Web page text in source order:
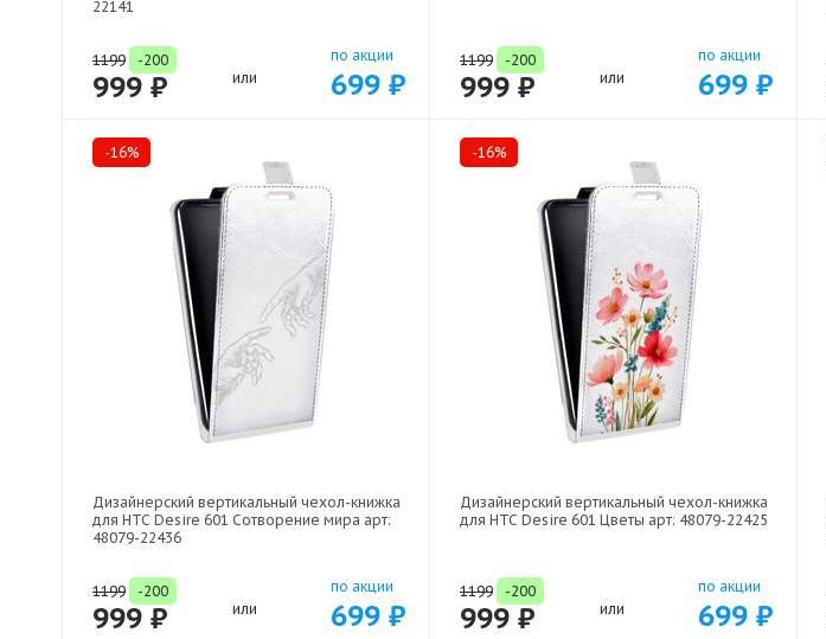
22141
1199 -200
999 ₽ или
по акции
699 ₽
1199 -200
999 ₽ или
по акции
699 ₽
-16%
Дизайнерский вертикальный чехол-книжка
для HTC Desire 601 Сотворение мира арт:
48079-22436
1199 -200
999 ₽ или
по акции
699 ₽
-16%
Дизайнерский вертикальный чехол-книжка
для HTC Desire 601 Цветы арт: 48079-22425
1199 -200
999 ₽ или
по акции
699 ₽